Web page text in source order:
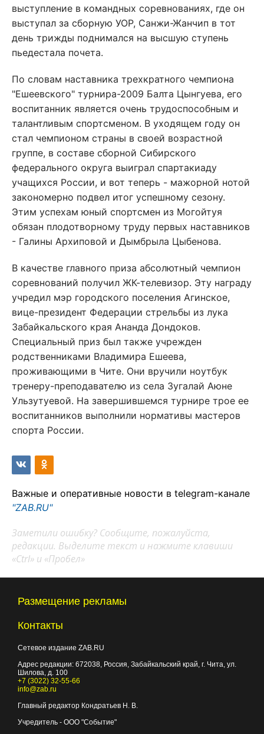
выступление в командных соревнованиях, где он
выступал за сборную УОР, Санжи-Жанчип в тот
день трижды поднимался на высшую ступень
пьедестала почета.
По словам наставника трехкратного чемпиона
"Ешеевского" турнира-2009 Балта Цынгуева, его
воспитанник является очень трудоспособным и
талантливым спортсменом. В уходящем году он
стал чемпионом страны в своей возрастной
группе, в составе сборной Сибирского
федерального округа выиграл спартакиаду
учащихся России, и вот теперь - мажорной нотой
закономерно подвел итог успешному сезону.
Этим успехам юный спортсмен из Могойтуя
обязан плодотворному труду первых наставников
- Галины Архиповой и Дымбрыла Цыбенова.
В качестве главного приза абсолютный чемпион
соревнований получил ЖК-телевизор. Эту награду
учредил мэр городского поселения Агинское,
вице-президент Федерации стрельбы из лука
Забайкальского края Ананда Дондоков.
Специальный приз был также учрежден
родственниками Владимира Ешеева,
проживающими в Чите. Они вручили ноутбук
тренеру-преподавателю из села Зугалай Аюне
Ульзутуевой. На завершившемся турнире трое ее
воспитанников выполнили нормативы мастеров
спорта России.
Важные и оперативные новости в telegram-канале
"ZAB.RU"
Заметили ошибку? Сообщите, пожалуйста,
редакции. Выделите текст и нажмите клавиши
«Ctrl» и «Пробел»
Размещение рекламы
Контакты
Сетевое издание ZAB.RU
Адрес редакции: 672038, Россия, Забайкальский край, г. Чита, ул.
Шилова, д. 100
+7 (3022) 32-55-66
info@zab.ru
Главный редактор Кондратьев Н. В.
Учредитель - ООО "Событие"